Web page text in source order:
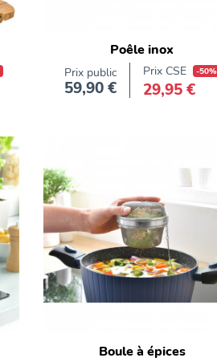
Poêle inox
Prix public
Prix
59,90 €
Prix CSE -50%
29,95 €
Boule à épices